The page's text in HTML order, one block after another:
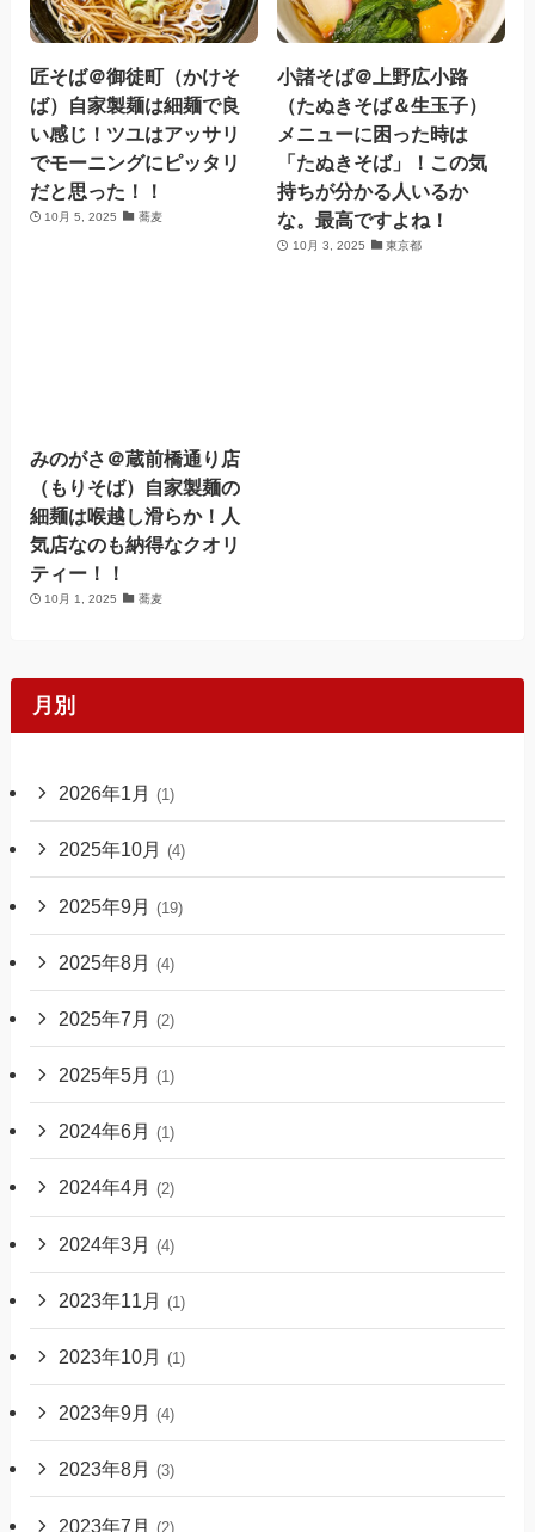
匠そば＠御徒町（かけそ
ば）自家製麺は細麺で良
い感じ！ツユはアッサリ
でモーニングにピッタリ
だと思った！！
10月 5, 2025 蕎麦
小諸そば＠上野広小路
（たぬきそば＆生玉子）
メニューに困った時は
「たぬきそば」！この気
持ちが分かる人いるか
な。最高ですよね！
10月 3, 2025 東京都
みのがさ＠蔵前橋通り店
（もりそば）自家製麺の
細麺は喉越し滑らか！人
気店なのも納得なクオリ
ティー！！
10月 1, 2025 蕎麦
月別
2026年1月 (1)
2025年10月 (4)
2025年9月 (19)
2025年8月 (4)
2025年7月 (2)
2025年5月 (1)
2024年6月 (1)
2024年4月 (2)
2024年3月 (4)
2023年11月 (1)
2023年10月 (1)
2023年9月 (4)
2023年8月 (3)
2023年7月 (2)